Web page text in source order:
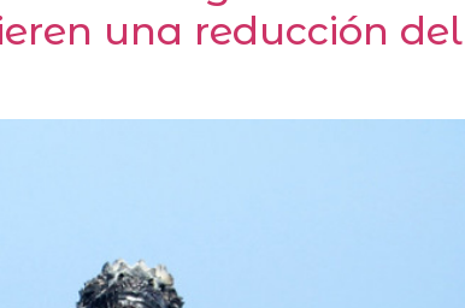
una reducción